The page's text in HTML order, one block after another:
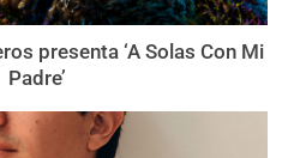
presenta ‘A Solas Con Mi
Padre’